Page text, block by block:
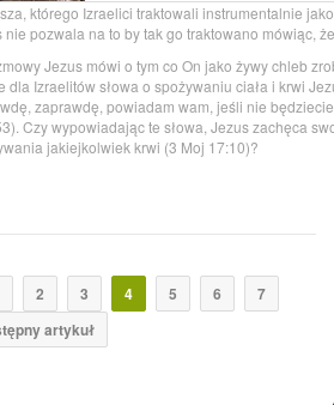
którego Izraelici traktowali instrumentalnie
pozwala na to by tak go traktowano mówiąc,
Jezus mówi o tym co On jako żywy chleb
dla Izraelitów słowa o spożywaniu ciała i krwi
zaprawdę, powiadam wam, jeśli nie
Czy wypowiadając te słowa, Jezus zachęca
jakiejkolwiek krwi (3 Moj 17:10)?
2 3 4 5 6
7
artykuł